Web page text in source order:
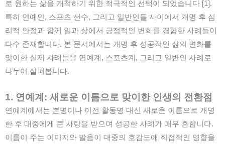
로 원하는 삶을 개척하기 위한 적극적인 선택이 되었습니다 [1].
특히 연예인, 스포츠 선수, 그리고 일반인들 사이에서 개명 후 심
리적 안정과 함께 일과 삶에서 긍정적인 변화를 경험한 사례들이
다수 존재합니다. 본 문서에서는 개명 후 성공적인 삶의 변화를
맞이한 실제 사례들을 연예계, 스포츠계, 그리고 일반인 사례로
나누어 살펴봅니다.
1. 연예계: 새로운 이름으로 맞이한 인생의 전환점
연예계에서는 본명이나 이전 활동명 대신 새로운 이름으로 개명
한 후 대중에게 큰 사랑을 받으며 성공한 사례가 매우 흔합니다.
이름이 주는 이미지와 발음이 대중의 호감도에 직접적인 영향을